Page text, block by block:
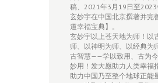
稿、2021年3月19日至2023
玄妙宇在中国北京撰著并完
道幸福宝典】。
玄妙宇以上苍天地为师！以
师、以神明为师、以经典为
古智慧——学以致用、古为
妙用！发大愿助力人类幸福
助力中国乃至整个地球正能